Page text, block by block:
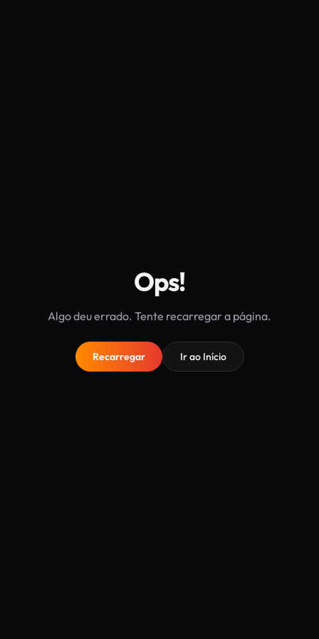
Ops!
Algo deu errado. Tente recarregar a página.
Recarregar Ir ao Início